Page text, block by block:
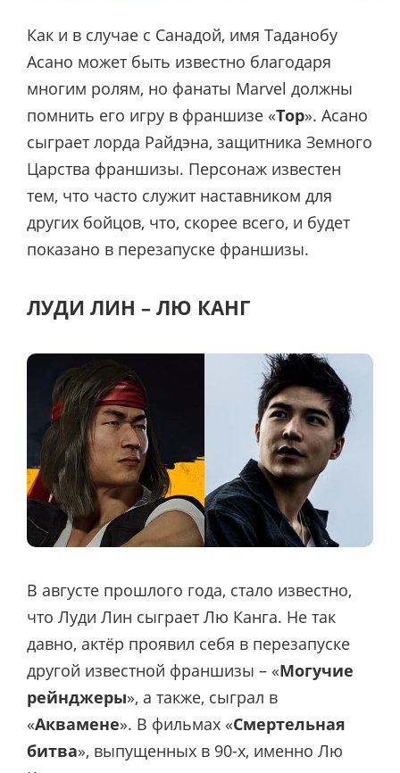
Как и в случае с Санадой, имя Таданобу
Асано может быть известно благодаря
многим ролям, но фанаты Marvel должны
помнить его игру в франшизе «Тор». Асано
сыграет лорда Райдэна, защитника Земного
Царства франшизы. Персонаж известен
тем, что часто служит наставником для
других бойцов, что, скорее всего, и будет
показано в перезапуске франшизы.
ЛУДИ ЛИН – ЛЮ КАНГ
В августе прошлого года, стало известно,
что Луди Лин сыграет Лю Канга. Не так
давно, актёр проявил себя в перезапуске
другой известной франшизы – «Могучие
рейнджеры», а также, сыграл в
«Аквамене». В фильмах «Смертельная
битва», выпущенных в 90-х, именно Лю